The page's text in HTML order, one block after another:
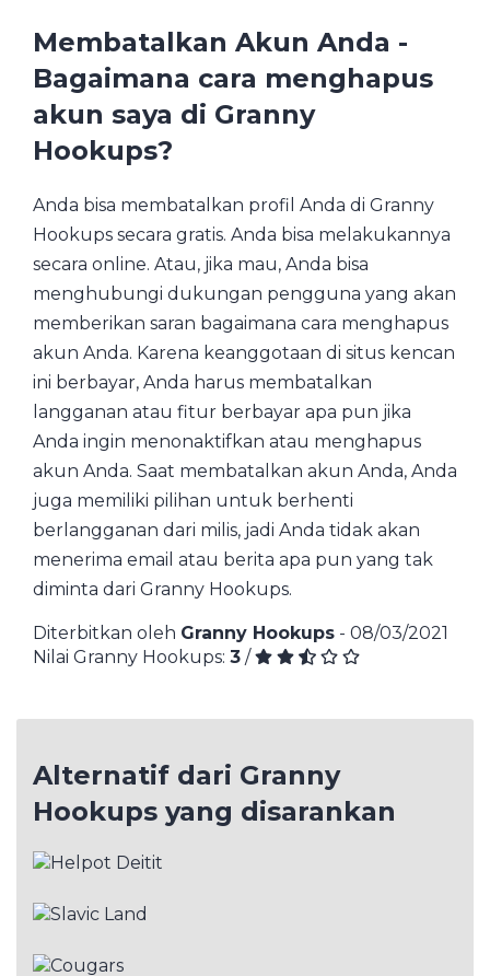
Membatalkan Akun Anda -
Bagaimana cara menghapus
akun saya di Granny
Hookups?
Anda bisa membatalkan profil Anda di Granny
Hookups secara gratis. Anda bisa melakukannya
secara online. Atau, jika mau, Anda bisa
menghubungi dukungan pengguna yang akan
memberikan saran bagaimana cara menghapus
akun Anda. Karena keanggotaan di situs kencan
ini berbayar, Anda harus membatalkan
langganan atau fitur berbayar apa pun jika
Anda ingin menonaktifkan atau menghapus
akun Anda. Saat membatalkan akun Anda, Anda
juga memiliki pilihan untuk berhenti
berlangganan dari milis, jadi Anda tidak akan
menerima email atau berita apa pun yang tak
diminta dari Granny Hookups.
Diterbitkan oleh Granny Hookups - 08/03/2021
Nilai Granny Hookups: 3 /
Alternatif dari Granny
Hookups yang disarankan